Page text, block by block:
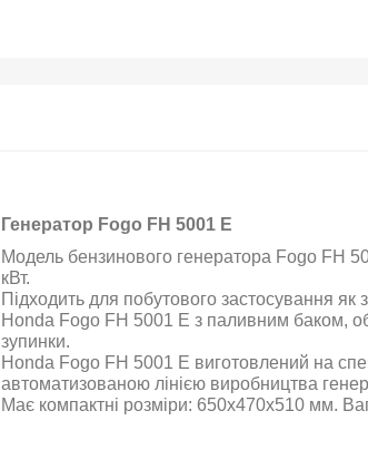
Генератор Fogo FH 5001 E
Модель бензинового генератора Fogo FH
кВт.
Підходить для побутового застосування як
Honda Fogo FH 5001 E з паливним баком,
зупинки.
Honda Fogo FH 5001 E виготовлений на
автоматизованою лінією виробництва
Має компактні розміри: 650x470x510 мм.